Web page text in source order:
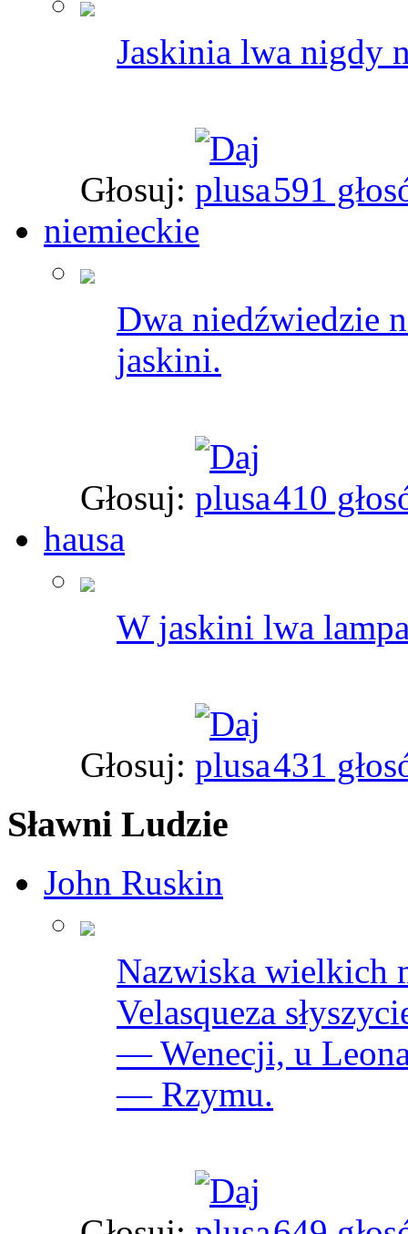
Jaskinia lwa nigdy
Głosuj:
591
niemieckie
Dwa niedźwiedzie
jaskini.
Głosuj:
410
hausa
W jaskini lwa
Głosuj: 431
Sławni Ludzie
John Ruskin
Nazwiska wielkich
Velasqueza
— Wenecji, u
— Rzymu.